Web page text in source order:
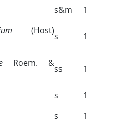
s&m
1
(Host)
s 1
Roem. &
ss 1
s
1
s
1